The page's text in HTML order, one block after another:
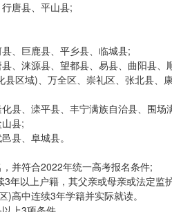
唐县、平山县;
、巨鹿县、平乡县、临城县;
、涞源县、望都县、易县、曲阳县、
县区域)、万全区、崇礼区、张北县
县、滦平县、丰宁满族自治县、围场
县;
县、阜城县。
并符合2022年统一高考报名条件;
年以上户籍，其父亲或母亲或法定监
)高中连续3年学籍并实际就读。